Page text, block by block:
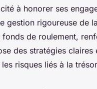
à honorer ses
gestion rigoureuse de
de roulement,
des stratégies claires
risques liés à la